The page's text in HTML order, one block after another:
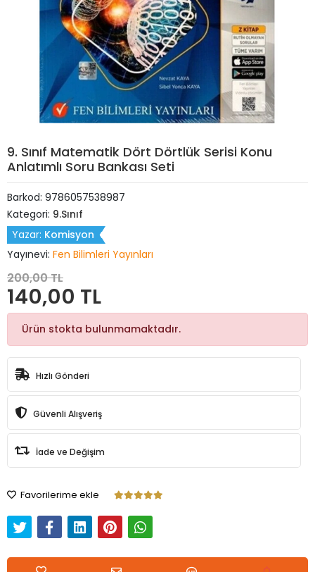
9. Sınıf Matematik Dört Dörtlük Serisi Konu
Anlatımlı Soru Bankası Seti
Barkod: 9786057538987
Kategori: 9.Sınıf
Yazar: Komisyon
Yayınevi: Fen Bilimleri Yayınları
200,00 TL
140,00 TL
Ürün stokta bulunmamaktadır.
Hızlı Gönderi
Güvenli Alışveriş
İade ve Değişim
Favorilerime ekle